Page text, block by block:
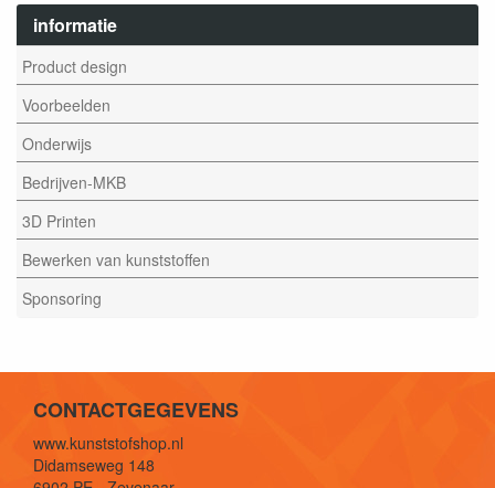
informatie
Product design
Voorbeelden
Onderwijs
Bedrijven-MKB
3D Printen
Bewerken van kunststoffen
Sponsoring
CONTACTGEGEVENS
www.kunststofshop.nl
Didamseweg 148